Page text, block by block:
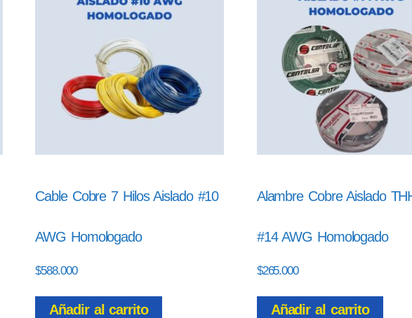
Cable Cobre 7 Hilos Aislado #10
AWG Homologado
$588.000
Añadir al carrito
Alambre Cobre Aislado
#14 AWG Homologado
$265.000
Añadir al carrito